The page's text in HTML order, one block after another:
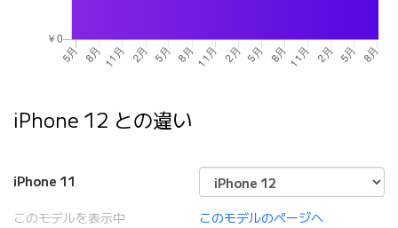
iPhone 12 との違い
iPhone 11
このモデルを表示中 このモデルのページへ